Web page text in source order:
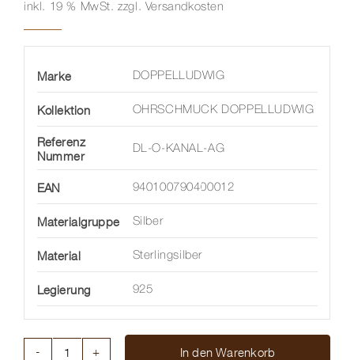
inkl. 19 % MwSt. zzgl. Versandkosten
Marke DOPPELLUDWIG
Kollektion OHRSCHMUCK DOPPELLUDWIG
Referenz
Nummer
DL-O-KANAL-AG
EAN 940100790400012
Materialgruppe Silber
Material Sterlingsilber
Legierung 925
In den Warenkorb